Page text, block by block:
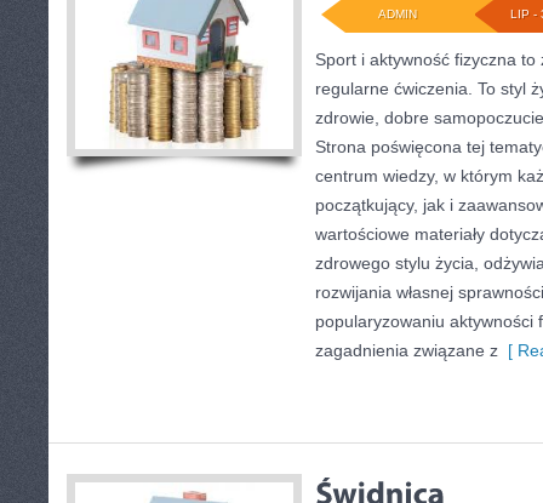
LIP -
ADMIN
Sport i aktywność fizyczna
regularne ćwiczenia. To styl
zdrowie, dobre
Strona poświęcona tej
centrum wiedzy, w którym
początkujący, jak i
wartościowe materiały
zdrowego stylu życia,
rozwijania własnej
popularyzowaniu aktywności
zagadnienia związane z [